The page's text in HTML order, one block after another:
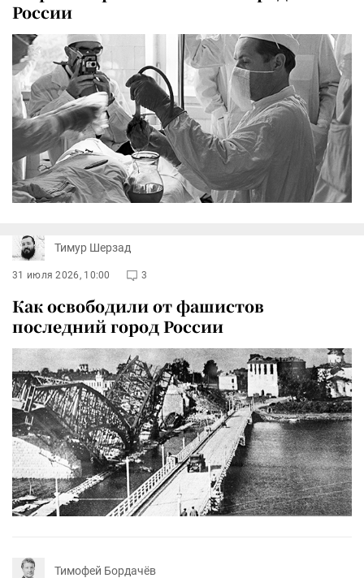
России
Тимур Шерзад
31 июля 2026, 10:00 3
Как освободили от фашистов
последний город России
Тимофей Бордачёв